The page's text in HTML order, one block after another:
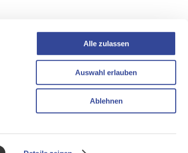
Alle zulassen
Auswahl erlauben
Ablehnen
Sitemap